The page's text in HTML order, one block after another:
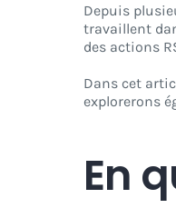
Depuis
travaillent
des actions
Dans cet
explorerons
En